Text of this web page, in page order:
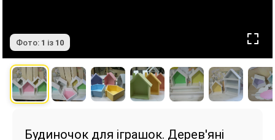
Фото: 1 із 10
Будиночок для іграшок. Дерев'яні